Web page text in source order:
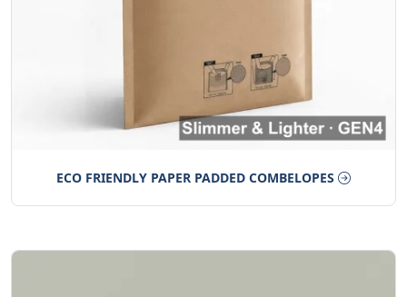
ECO FRIENDLY PAPER PADDED COMBELOPES